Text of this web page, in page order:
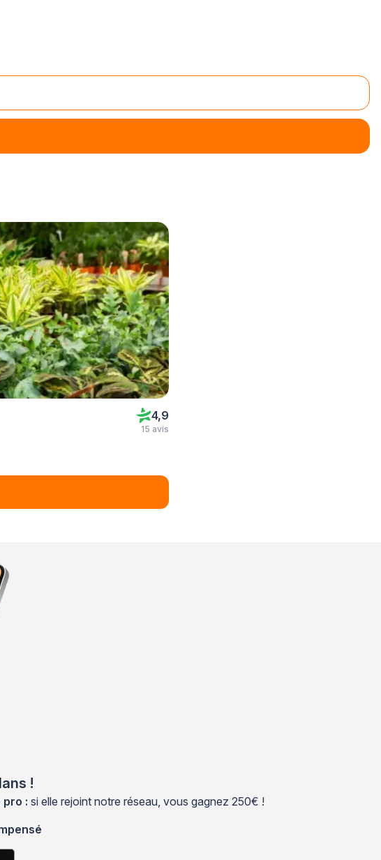
4,9
15 avis
!
pro : si elle rejoint notre réseau, vous gagnez 250€ !